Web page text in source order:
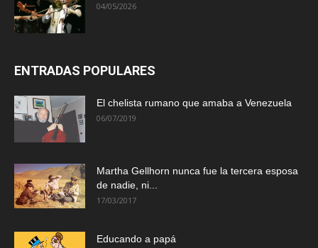
04/05/2026
ENTRADAS POPULARES
El chelista rumano que amaba a Venezuela
06/07/2019
Martha Gellhorn nunca fue la tercera esposa
de nadie, ni...
17/03/2017
Educando a papá